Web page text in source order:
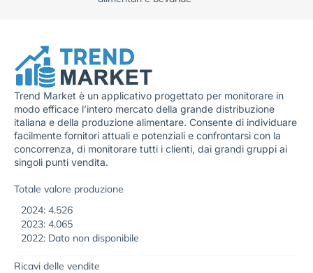
Trend Market è un applicativo progettato per monitorare in
modo efficace l’intero mercato della grande distribuzione
italiana e della produzione alimentare. Consente di individuare
facilmente fornitori attuali e potenziali e confrontarsi con la
concorrenza, di monitorare tutti i clienti, dai grandi gruppi ai
singoli punti vendita.
Totale valore produzione
2024: 4.526
2023: 4.065
2022: Dato non disponibile
Ricavi delle vendite